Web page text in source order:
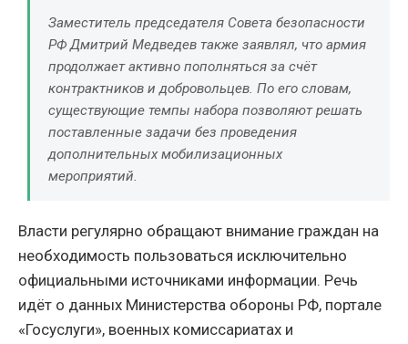
Заместитель председателя Совета безопасности
РФ Дмитрий Медведев также заявлял, что армия
продолжает активно пополняться за счёт
контрактников и добровольцев. По его словам,
существующие темпы набора позволяют решать
поставленные задачи без проведения
дополнительных мобилизационных
мероприятий.
Власти регулярно обращают внимание граждан на
необходимость пользоваться исключительно
официальными источниками информации. Речь
идёт о данных Министерства обороны РФ, портале
«Госуслуги», военных комиссариатах и